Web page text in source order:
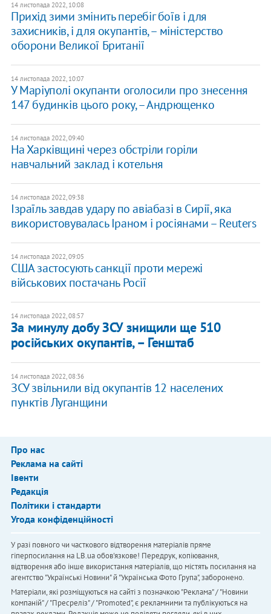
14 листопада 2022, 10:08
Прихід зими змінить перебіг боїв і для
захисників, і для окупантів, – міністерство
оборони Великої Британії
14 листопада 2022, 10:07
У Маріуполі окупанти оголосили про знесення
147 будинків цього року, – Андрющенко
14 листопада 2022, 09:40
На Харківщині через обстріли горіли
навчальний заклад і котельня
14 листопада 2022, 09:38
Ізраїль завдав удару по авіабазі в Сирії, яка
використовувалась Іраном і росіянами – Reuters
14 листопада 2022, 09:05
США застосують санкції проти мережі
військових постачань Росії
14 листопада 2022, 08:57
За минулу добу ЗСУ знищили ще 510
російських окупантів, – Генштаб
14 листопада 2022, 08:36
ЗСУ звільнили від окупантів 12 населених
пунктів Луганщини
Про нас
Реклама на сайті
Івенти
Редакція
Політики і стандарти
Угода конфіденційності
У разі повного чи часткового відтворення матеріалів пряме
гіперпосилання на LB.ua обов'язкове! Передрук, копіювання,
відтворення або інше використання матеріалів, що містять посилання на
агентство "Українськi Новини" й "Українська Фото Група", заборонено.
Матеріали, які розміщуються на сайті з позначкою "Реклама" / "Новини
компаній" / "Пресреліз" / "Promoted", є рекламними та публікуються на